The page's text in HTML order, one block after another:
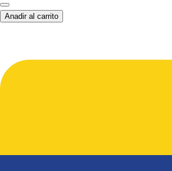
Anadir al carrito